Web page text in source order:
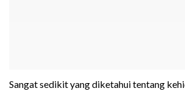
Sangat sedikit yang diketahui tentang